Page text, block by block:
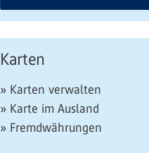
Karten
» Karten verwalten
» Karte im Ausland
» Fremdwährungen